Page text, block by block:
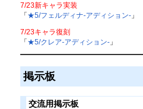
7/23新キャラ実装
「★5/フェルディナ-アディション-」
7/23キャラ復刻
「 ★5/クレア-アディション-」
掲示板
交流用掲示板